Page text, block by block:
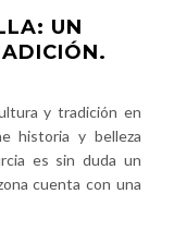
UN
y tradición en
historia y belleza
es sin duda un
cuenta con una